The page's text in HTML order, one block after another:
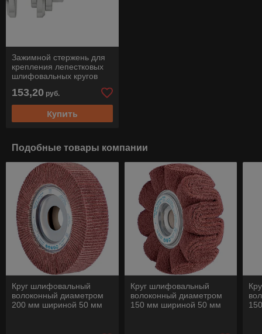
Зажимной стержень для
крепления лепестковых
шлифовальных кругов
100-165
153,20 руб.
Купить
Подобные товары компании
Круг шлифовальный
волоконный диаметром
200 мм шириной 50 мм
Круг шлифовальный
волоконный диаметром
150 мм шириной 50 мм